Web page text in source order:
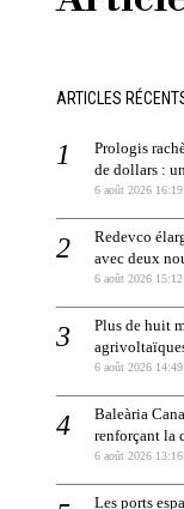
ARTICLES
Prologis
de dollars :
6 août 2026 16:19
Redevco
avec deux
6 août 2026 15:12
Plus de huit
6 août 2026 14:49
Baleària
renforçant la
6 août 2026 13:16
Les ports